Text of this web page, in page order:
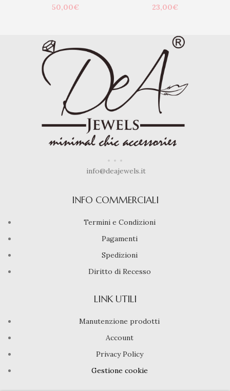
50,00€ 23,00€
info@deajewels.it
INFO COMMERCIALI
Termini e Condizioni
Pagamenti
Spedizioni
Diritto di Recesso
LINK UTILI
Manutenzione prodotti
Account
Privacy Policy
Gestione cookie